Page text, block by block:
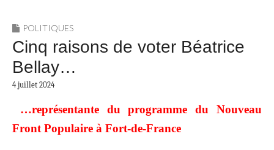
POLITIQUES
Cinq raisons de voter Béatrice
Bellay…
4 juillet 2024
…représentante du programme du Nouveau
Front Populaire à Fort-de-France